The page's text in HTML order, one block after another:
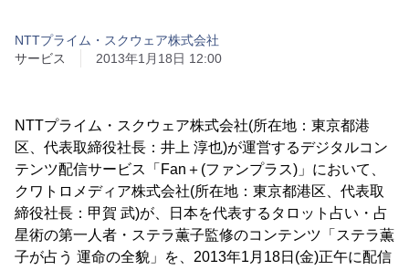
NTTプライム・スクウェア株式会社
サービス
2013年1月18日 12:00
NTTプライム・スクウェア株式会社(所在地：東京都港
区、代表取締役社長：井上 淳也)が運営するデジタルコン
テンツ配信サービス「Fan＋(ファンプラス)」において、
クワトロメディア株式会社(所在地：東京都港区、代表取
締役社長：甲賀 武)が、日本を代表するタロット占い・占
星術の第一人者・ステラ薫子監修のコンテンツ「ステラ薫
子が占う 運命の全貌」を、2013年1月18日(金)正午に配信